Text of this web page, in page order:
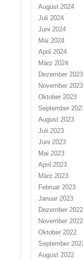
August 2024
Juli 2024
Juni 2024
Mai 2024
April 2024
März 2024
Dezember 2023
November 2023
Oktober 2023
September
August 2023
Juli 2023
Juni 2023
Mai 2023
April 2023
März 2023
Februar 2023
Januar 2023
Dezember 2022
November 2022
Oktober 2022
September
August 2022